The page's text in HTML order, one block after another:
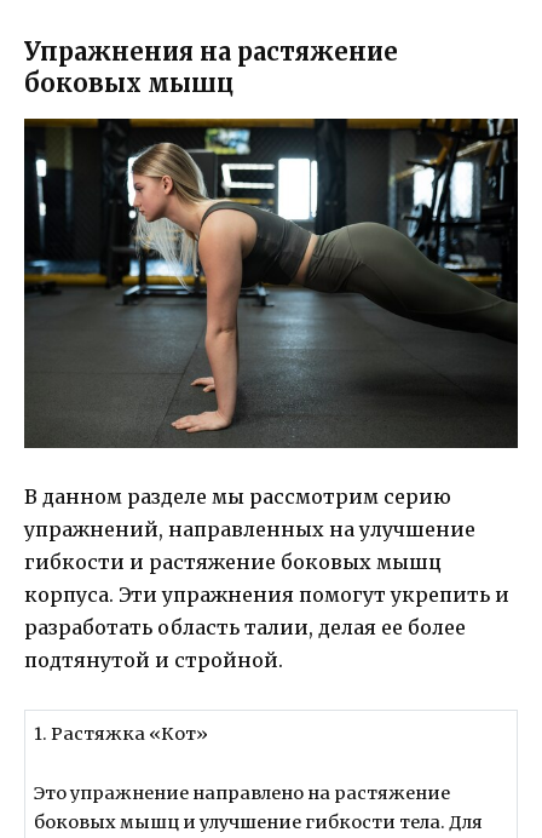
Упражнения на растяжение
боковых мышц
В данном разделе мы рассмотрим серию
упражнений, направленных на улучшение
гибкости и растяжение боковых мышц
корпуса. Эти упражнения помогут укрепить и
разработать область талии, делая ее более
подтянутой и стройной.
1. Растяжка «Кот»
Это упражнение направлено на растяжение
боковых мышц и улучшение гибкости тела. Для